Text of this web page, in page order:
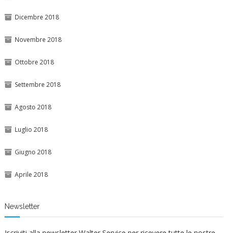
Dicembre 2018
Novembre 2018
Ottobre 2018
Settembre 2018
Agosto 2018
Luglio 2018
Giugno 2018
Aprile 2018
Newsletter